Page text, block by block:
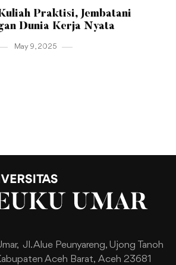
Praktisi, Jembatani
Dunia Kerja Nyata
May 9 , 2025
Jl. Alue Peunyareng, Ujong Tanoh
Aceh Barat, Aceh 23681